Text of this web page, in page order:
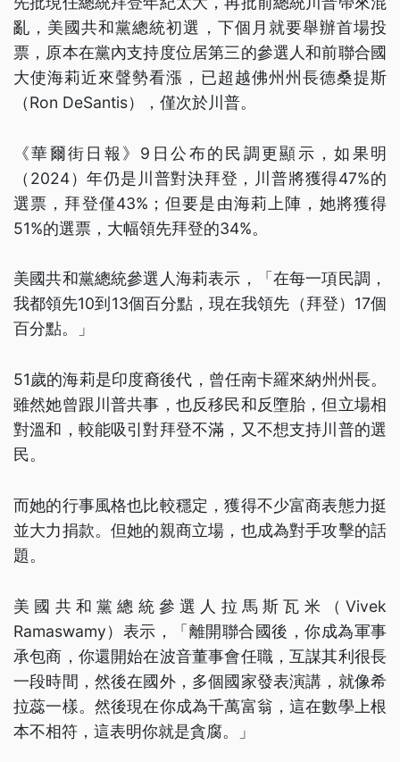
亂，美國共和黨總統初選，下個月就要舉辦首場投
票，原本在黨內支持度位居第三的參選人和前聯合國
大使海莉近來聲勢看漲，已超越佛州州長德桑提斯
（Ron DeSantis），僅次於川普。
《華爾街日報》9日公布的民調更顯示，如果明
（2024）年仍是川普對決拜登，川普將獲得47%的
選票，拜登僅43%；但要是由海莉上陣，她將獲得
51%的選票，大幅領先拜登的34%。
美國共和黨總統參選人海莉表示，「在每一項民調，
我都領先10到13個百分點，現在我領先（拜登）17個
百分點。」
51歲的海莉是印度裔後代，曾任南卡羅來納州州長。
雖然她曾跟川普共事，也反移民和反墮胎，但立場相
對溫和，較能吸引對拜登不滿，又不想支持川普的選
民。
而她的行事風格也比較穩定，獲得不少富商表態力挺
並大力捐款。但她的親商立場，也成為對手攻擊的話
題。
美國共和黨總統參選人拉馬斯瓦米（Vivek
Ramaswamy）表示，「離開聯合國後，你成為軍事
承包商，你還開始在波音董事會任職，互謀其利很長
一段時間，然後在國外，多個國家發表演講，就像希
拉蕊一樣。然後現在你成為千萬富翁，這在數學上根
本不相符，這表明你就是貪腐。」